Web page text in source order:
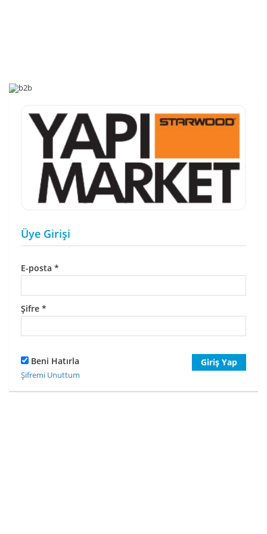
Üye Girişi
E-posta *
Şifre *
Beni Hatırla Giriş Yap
Şifremi Unuttum